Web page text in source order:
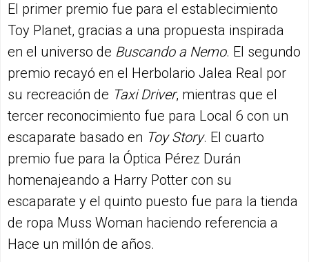
El primer premio fue para el establecimiento
Toy Planet, gracias a una propuesta inspirada
en el universo de Buscando a Nemo. El segundo
premio recayó en el Herbolario Jalea Real por
su recreación de Taxi Driver, mientras que el
tercer reconocimiento fue para Local 6 con un
escaparate basado en Toy Story. El cuarto
premio fue para la Óptica Pérez Durán
homenajeando a Harry Potter con su
escaparate y el quinto puesto fue para la tienda
de ropa Muss Woman haciendo referencia a
Hace un millón de años.